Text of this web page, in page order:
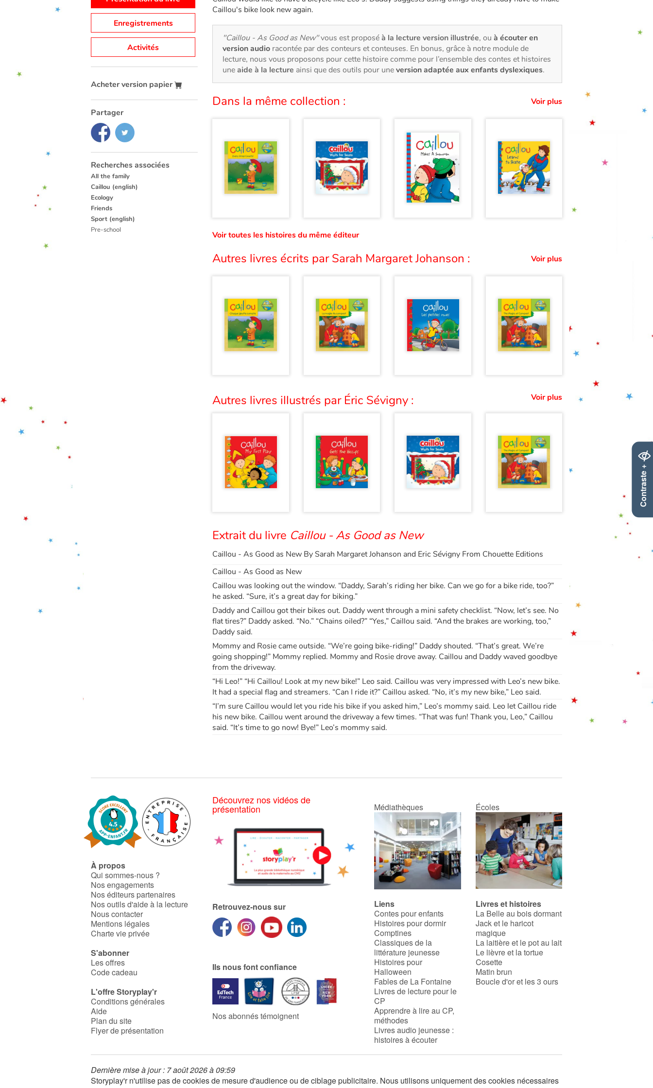
Contraste +
Enregistrements
Activités
Acheter version papier
Partager
Recherches associées
All the family
Caillou (english)
Ecology
Friends
Sport (english)
Pre-school
Caillou's bike look new again.
"Caillou - As Good as New"vous est proposéà la lecture version illustrée, ou à écouter en
version audio racontée par des conteurs et conteuses. En bonus, grâce à notre module de
lecture, nous vous proposons pour cette histoire comme pour l’ensemble des contes et histoires
uneaide à la lecture ainsi que des outils pour uneversion adaptée aux enfants dyslexiques.
Dans la même collection : Voir plus
Voir toutes les histoires du même éditeur
Autres livres écrits par Sarah Margaret Johanson : Voir plus
Autres livres illustrés par Éric Sévigny : Voir plus
Extrait du livre Caillou - As Good as New
Caillou - As Good as New By Sarah Margaret Johanson and Eric Sévigny From Chouette Editions
Caillou - As Good as New
Caillou was looking out the window. “Daddy, Sarah’s riding her bike. Can we go for a bike ride, too?”
he asked. “Sure, it’s a great day for biking.”
Daddy and Caillou got their bikes out. Daddy went through a mini safety checklist. “Now, let’s see. No
flat tires?” Daddy asked. “No.” “Chains oiled?” “Yes,” Caillou said. “And the brakes are working, too,”
Daddy said.
Mommy and Rosie came outside. “We’re going bike-riding!” Daddy shouted. “That’s great. We’re
going shopping!” Mommy replied. Mommy and Rosie drove away. Caillou and Daddy waved goodbye
from the driveway.
“Hi Leo!” “Hi Caillou! Look at my new bike!” Leo said. Caillou was very impressed with Leo’s new bike.
It had a special flag and streamers. “Can I ride it?” Caillou asked. “No, it’s my new bike,” Leo said.
“I’m sure Caillou would let you ride his bike if you asked him,” Leo’s mommy said. Leo let Caillou ride
his new bike. Caillou went around the driveway a few times. “That was fun! Thank you, Leo,” Caillou
said. “It’s time to go now! Bye!” Leo’s mommy said.
À propos
Qui sommes-nous ?
Nos engagements
Nos éditeurs partenaires
Nos outils d'aide à la lecture
Nous contacter
Mentions légales
Charte vie privée
S'abonner
Les offres
Code cadeau
L'offre Storyplay'r
Conditions générales
Aide
Plan du site
Flyer de présentation
Découvrez nos vidéos de
présentation
Retrouvez-nous sur
Ils nous font confiance
Nos abonnés témoignent
Médiathèques Écoles
Liens
Contes pour enfants
Histoires pour dormir
Comptines
Classiques de la
littérature jeunesse
Histoires pour
Halloween
Fables de La Fontaine
Livres de lecture pour le
CP
Apprendre à lire au CP,
méthodes
Livres audio jeunesse :
histoires à écouter
Livres et histoires
La Belle au bois dormant
Jack et le haricot
magique
La laitière et le pot au lait
Le lièvre et la tortue
Cosette
Matin brun
Boucle d'or et les 3 ours
Dernière mise à jour : 7 août 2026 à 09:59
Storyplay'r n'utilise pas de cookies de mesure d'audience ou de ciblage publicitaire. Nous utilisons uniquement des cookies nécessaires